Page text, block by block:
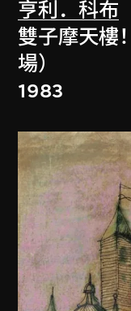
亨利．科布
雙子摩天樓
場）
1983